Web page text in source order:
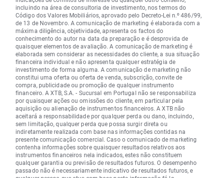
incluindo na área de consultoria de investimento, nos termos do
Código dos Valores Mobiliários, aprovado pelo Decreto-Lei n.º 486/99,
de 13 de Novembro. A comunicação de marketing é elaborada com a
máxima diligência, objetividade, apresenta os factos do
conhecimento do autor na data da preparação e é desprovida de
quaisquer elementos de avaliação. A comunicação de marketing é
elaborada sem considerar as necessidades do cliente, a sua situação
financeira individual e não apresenta qualquer estratégia de
investimento de forma alguma. A comunicação de marketing não
constitui uma oferta ou oferta de venda, subscrição, convite de
compra, publicidade ou promoção de qualquer instrumento
financeiro. A XTB, S.A. - Sucursal em Portugal não se responsabiliza
por quaisquer ações ou omissões do cliente, em particular pela
aquisição ou alienação de instrumentos financeiros. A XTB não
aceitará a responsabilidade por qualquer perda ou dano, incluindo,
sem limitação, qualquer perda que possa surgir direta ou
indiretamente realizada com base nas informações contidas na
presente comunicação comercial. Caso o comunicado de marketing
contenha informações sobre quaisquer resultados relativos aos
instrumentos financeiros nela indicados, estes não constituem
qualquer garantia ou previsão de resultados futuros. O desempenho
passado não é necessariamente indicativo de resultados futuros, e